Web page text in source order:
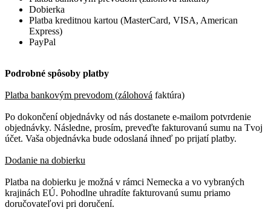
Dobierka
Platba kreditnou kartou (MasterCard, VISA, American
Express)
PayPal
Podrobné spôsoby platby
Platba bankovým prevodom (zálohová faktúra)
Po dokončení objednávky od nás dostanete e-mailom potvrdenie
objednávky. Následne, prosím, preveďte fakturovanú sumu na Tvoj
účet. Vaša objednávka bude odoslaná ihneď po prijatí platby.
Dodanie na dobierku
Platba na dobierku je možná v rámci Nemecka a vo vybraných
krajinách EÚ. Pohodlne uhradíte fakturovanú sumu priamo
doručovateľovi pri doručení.